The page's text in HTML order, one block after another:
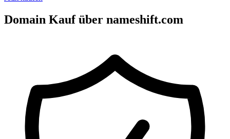
Domain Kauf über nameshift.com